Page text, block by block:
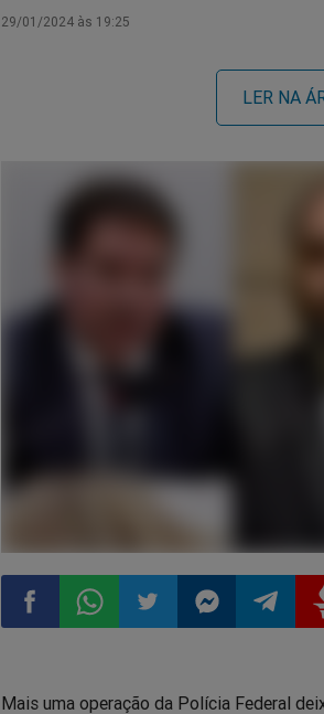
29/01/2024 às 19:25
LER NA
Mais uma operação da Polícia Federal